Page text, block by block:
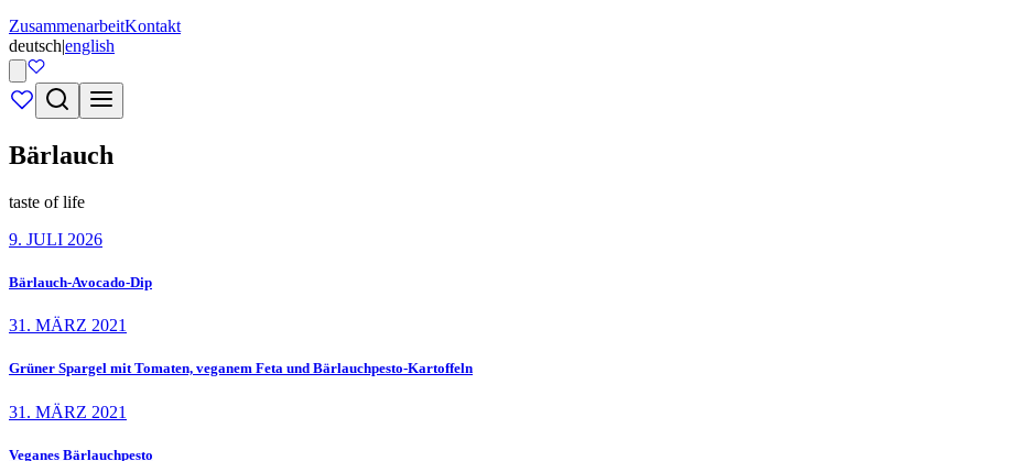
ZusammenarbeitKontakt
deutsch|english
Bärlauch
taste of life
9. JULI 2026
Bärlauch-Avocado-Dip
31. MÄRZ 2021
Grüner Spargel mit Tomaten, veganem Feta und Bärlauchpesto-Kartoffeln
31. MÄRZ 2021
Veganes Bärlauchpesto